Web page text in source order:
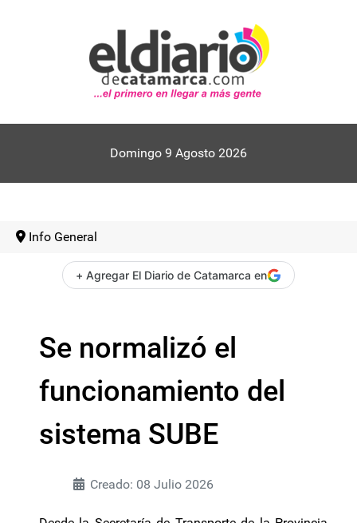
Domingo 9 Agosto 2026
Info General
+ Agregar El Diario de Catamarca en
Se normalizó el
funcionamiento del
sistema SUBE
Creado: 08 Julio 2026